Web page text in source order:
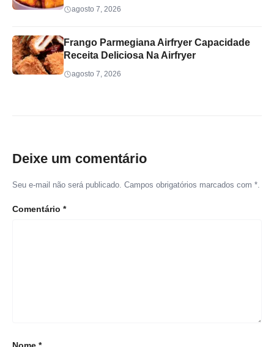
agosto 7, 2026
Frango Parmegiana Airfryer Capacidade
Receita Deliciosa Na Airfryer
agosto 7, 2026
Deixe um comentário
Seu e-mail não será publicado. Campos obrigatórios marcados com *.
Comentário *